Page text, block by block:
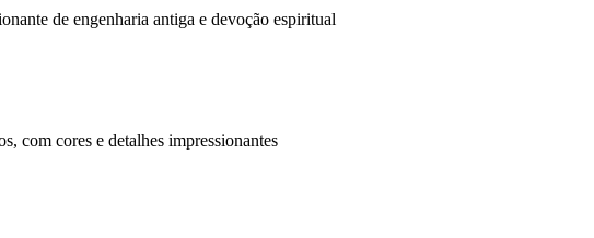
de engenharia antiga e devoção espiritual
com cores e detalhes impressionantes